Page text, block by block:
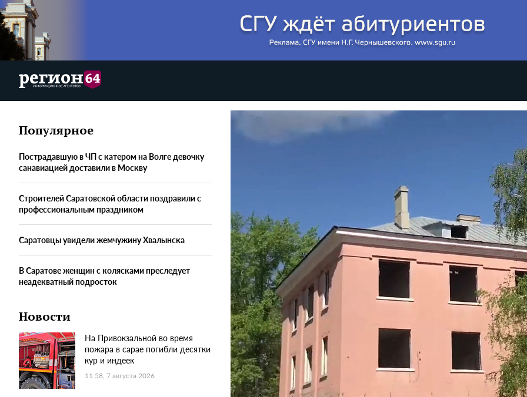
Популярное
Пострадавшую в ЧП с катером на Волге девочку
санавиацией доставили в Москву
Строителей Саратовской области поздравили с
профессиональным праздником
Саратовцы увидели жемчужину Хвалынска
В Саратове женщин с колясками преследует
неадекватный подросток
Новости
На Привокзальной во время
пожара в сарае погибли десятки
кур и индеек
11:58, 7 августа 2026